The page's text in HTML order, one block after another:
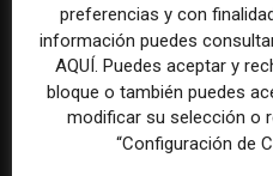
control para el uso de la
inteligencia artificial
preferencias y con
información puedes
AQUÍ. Puedes aceptar y
bloque o también puedes
modificar su selección o
“Configuración de